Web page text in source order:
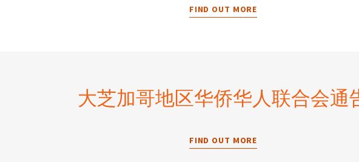
FIND OUT MORE
大芝加哥地区华侨华人联合会通
FIND OUT MORE